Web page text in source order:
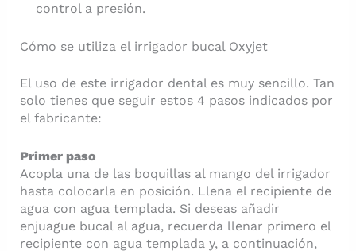
control a presión.
Cómo se utiliza el irrigador bucal Oxyjet
El uso de este irrigador dental es muy sencillo. Tan
solo tienes que seguir estos 4 pasos indicados por
el fabricante:
Primer paso
Acopla una de las boquillas al mango del irrigador
hasta colocarla en posición. Llena el recipiente de
agua con agua templada. Si deseas añadir
enjuague bucal al agua, recuerda llenar primero el
recipiente con agua templada y, a continuación,